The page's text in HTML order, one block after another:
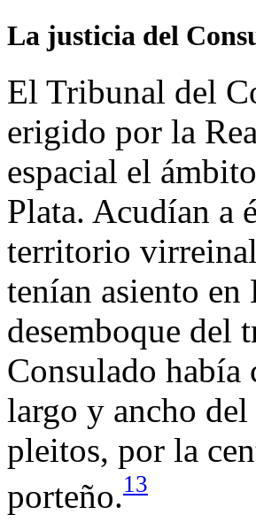
La justicia del
El Tribunal del
erigido por la
espacial el
Plata. Acudían a
territorio
tenían asiento en
desemboque del
Consulado había
largo y ancho
pleitos, por la
porteño.13